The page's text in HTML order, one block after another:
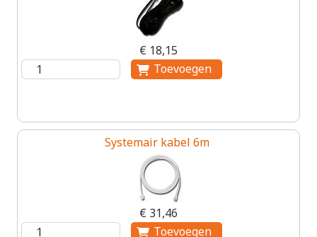
€ 18,15
Systemair kabel 6m
€ 31,46